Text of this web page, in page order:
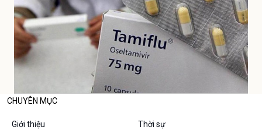
CHUYÊN MỤC
Giới thiệu Thời sự